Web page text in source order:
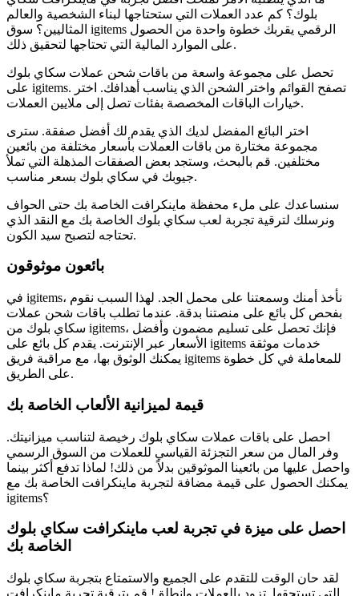
بلوك؟ كم عدد العملات التي ستحتاجها لبناء الشخصية والعالم
المثاليين؟ سوق igitems الرقمي يقربك خطوة واحدة من الحصول
على الموارد المالية التي تحتاجها لتحقيق ذلك.
تحصل على مجموعة واسعة من باقات شحن عملات سكاي بلوك
على igitems. تصفح القوائم واختر الشحن الذي يناسب أهدافك. اختر
خيارات الباقات المخصصة بفئات تصل إلى ملايين العملات.
اختر البائع المفضل لديك الذي يقدم لك أفضل صفقة. سترى
مجموعة مختارة من باقات العملات بأسعار مختلفة من بائعين
مختلفين. قم بالبحث، وستجد بعض الصفقات المذهلة التي تملأ
جيوبك في سكاي بلوك بسعر مناسب.
سنساعدك على ملء محفظة ماينكرافت الخاصة بك حتى الحواف
ونرسلك لترقية تجربة لعب سكاي بلوك الخاصة بك مع النقد الذي
تحتاجه لتصبح سيد الكون.
بائعون موثوقون
في igitems، نأخذ أمنك وسمعتنا على محمل الجد. لهذا السبب نقوم
بفحص كل بائع على منصتنا بدقة. عندما تطلب باقات شحن عملات
سكاي بلوك من igitems، فإنك تحصل على تسليم مضمون وأفضل
الأسعار عبر الإنترنت. يقدم كل بائع على igitems خدمات موثقة
يمكنك الوثوق بها، مع مراقبة فريق igitems للمعاملة في كل خطوة
على الطريق.
قيمة لميزانية الألعاب الخاصة بك
احصل على باقات عملات سكاي بلوك رخيصة لتناسب ميزانيتك.
وفر المال من سعر التجزئة القياسي للعملات من السوق الرسمي
واحصل عليها من بائعينا الموثوقين بدلاً من ذلك! لماذا تدفع أكثر بينما
يمكنك الحصول على قيمة مضافة لتجربة ماينكرافت الخاصة بك مع
igitems؟
احصل على ميزة في تجربة لعب ماينكرافت سكاي بلوك
الخاصة بك
لقد حان الوقت للتقدم على الجميع والاستمتاع بتجربة سكاي بلوك
التي تستحقها. تزود بالعملات وانطلق! قم بترقية تجربة ماينكرافت